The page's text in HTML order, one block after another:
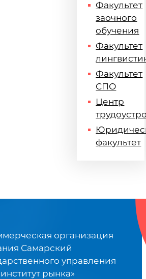
Факультет
заочного
обучения
Факультет
Факультет
СПО
Центр
факультет
организация
Самарский
управления
рынка»